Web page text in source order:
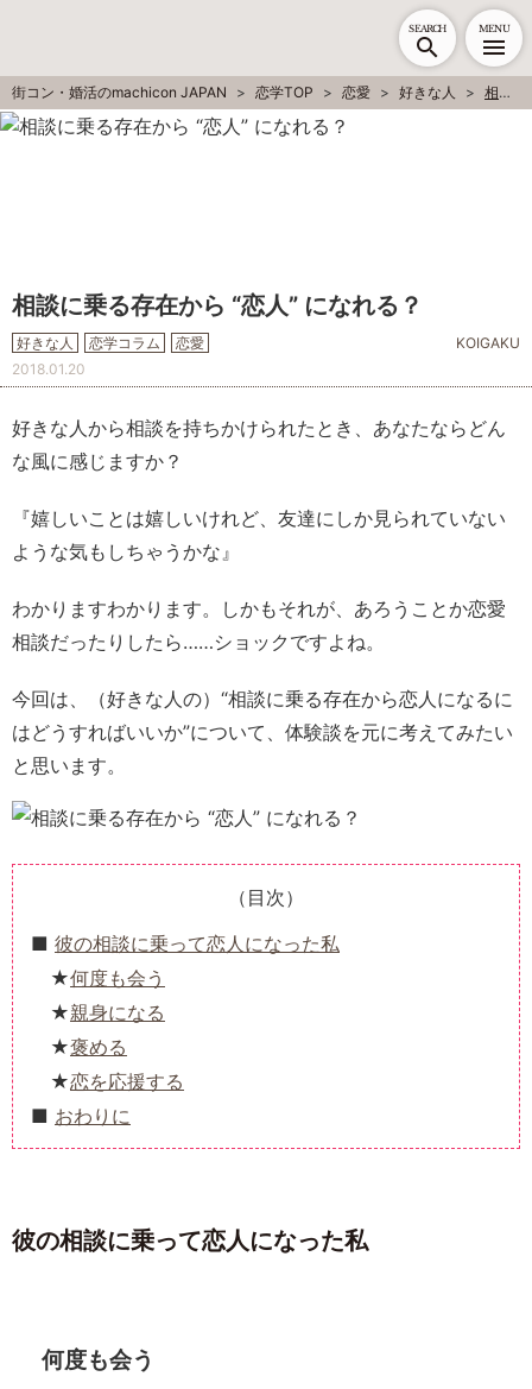
SEARCH MENU
街コン・婚活のmachicon JAPAN 恋学TOP 恋愛 好きな人 相談に乗る存在から “恋人” になれる？
相談に乗る存在から “恋人” になれる？
好きな人 恋学コラム 恋愛
KOIGAKU
2018.01.20
好きな人から相談を持ちかけられたとき、あなたならどん
な風に感じますか？
『嬉しいことは嬉しいけれど、友達にしか見られていない
ような気もしちゃうかな』
わかりますわかります。しかもそれが、あろうことか恋愛
相談だったりしたら……ショックですよね。
今回は、（好きな人の）“相談に乗る存在から恋人になるに
はどうすればいいか”について、体験談を元に考えてみたい
と思います。
（目次）
彼の相談に乗って恋人になった私
何度も会う
親身になる
褒める
恋を応援する
おわりに
彼の相談に乗って恋人になった私
何度も会う